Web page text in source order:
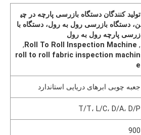
تولید کنندگان دستگاه بازرسی پارچه در چی
ن، دستگاه بازرسی رول به رول، دستگاه با
زرسی پارچه رول به رول
,
Roll To Roll Inspection Machine
,
roll to roll fabric inspection machin
e
جعبه چوبی ابرهای دریایی استاندارد
T/T، L/C، D/A، D/P
900